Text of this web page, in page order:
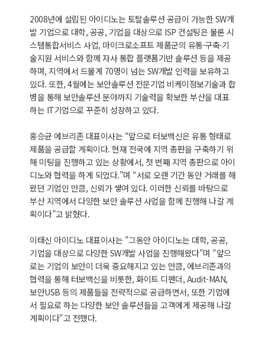
2008년에 설립된 아이디노는 토탈솔루션 공급이 가능한 SW개
발 기업으로 대학, 공공, 기업을 대상으로 ISP 컨설팅은 물론 시
스템통합서비스 사업, 마이크로소프트 제품군의 유통·구축·기
술지원 서비스와 함께 자사 통합 플랫폼기반 솔루션 등을 제공
하며, 지역에서 드물게 70명이 넘는 SW개발 인력을 보유하고
있다. 또한, 4월에는 보안솔루션 전문기업 비케이정보기술과 합
병을 통해 보안솔루션 분야까지 기술력을 확보한 부산을 대표
하는 IT기업으로 꾸준히 성장하고 있다.
홍승균 에브리존 대표이사는 “앞으로 터보백신은 유통 형태로
제품을 공급할 계획이다. 현재 전국에 지역 총판을 구축하기 위
해 미팅을 진행하고 있는 상황에서, 첫 번째 지역 총판으로 아이
디노와 협력을 하게 되었다.”며 “서로 오랜 기간 동안 거래를 해
왔던 기업인 만큼, 신뢰가 쌓여 있다. 이러한 신뢰를 바탕으로
부산 지역에서 다양한 보안 솔루션 사업을 함께 진행해 나갈 계
획이다”고 밝혔다.
이태신 아이디노 대표이사는 "그동안 아이디노는 대학, 공공,
기업을 대상으로 다양한 SW개발 사업을 진행해왔다"며 "앞으
로는 기업의 보안이 더욱 중요해지고 있는 만큼, 에브리존과의
협력을 통해 터보백신을 비롯한, 화이트 디펜더, Audit-MAN,
보안USB 등의 제품들을 전략적으로 공급하면서, 또한 기업에
서 필요로 하는 다양한 보안 솔루션들을 고객에게 제공해 나갈
계획이다"고 전했다.